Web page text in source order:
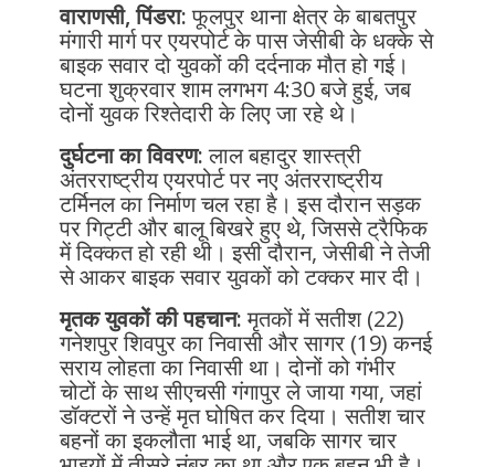
वाराणसी, पिंडरा:फूलपुर थाना क्षेत्र के बाबतपुर
मंगारी मार्ग पर एयरपोर्ट के पास जेसीबी के धक्के से
बाइक सवार दो युवकों की दर्दनाक मौत हो गई।
घटना शुक्रवार शाम लगभग 4:30 बजे हुई, जब
दोनों युवक रिश्तेदारी के लिए जा रहे थे।
दुर्घटना का विवरण:लाल बहादुर शास्त्री
अंतरराष्ट्रीय एयरपोर्ट पर नए अंतरराष्ट्रीय
टर्मिनल का निर्माण चल रहा है। इस दौरान सड़क
पर गिट्टी और बालू बिखरे हुए थे, जिससे ट्रैफिक
में दिक्कत हो रही थी। इसी दौरान, जेसीबी ने तेजी
से आकर बाइक सवार युवकों को टक्कर मार दी।
मृतक युवकों की पहचान:मृतकों में सतीश (22)
गनेशपुर शिवपुर का निवासी और सागर (19) कनई
सराय लोहता का निवासी था। दोनों को गंभीर
चोटों के साथ सीएचसी गंगापुर ले जाया गया, जहां
डॉक्टरों ने उन्हें मृत घोषित कर दिया। सतीश चार
बहनों का इकलौता भाई था, जबकि सागर चार